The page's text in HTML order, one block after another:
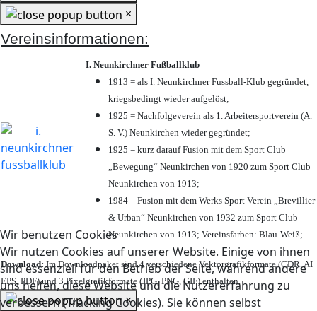
Wir benutzen Cookies
Wir nutzen Cookies auf unserer Website. Einige von ihnen
sind essenziell für den Betrieb der Seite, während andere
uns helfen, diese Website und die Nutzererfahrung zu
verbessern (Tracking Cookies). Sie können selbst
×
Vereinsinformationen:
I. Neunkirchner Fußballklub
1913 = als I. Neunkirchner Fussball-Klub gegründet,
kriegsbedingt wieder aufgelöst;
1925 = Nachfolgeverein als 1. Arbeitersportverein (A.
S. V.) Neunkirchen wieder gegründet;
1925 = kurz darauf Fusion mit dem Sport Club
„Bewegung“ Neunkirchen von 1920 zum Sport Club
Neunkirchen von 1913;
1984 = Fusion mit dem Werks Sport Verein „Brevillier
& Urban“ Neunkirchen von 1932 zum Sport Club
Neunkirchen von 1913; Vereinsfarben: Blau-Weiß;
Download: Im Downloadpaket sind 4 verschiedene Vektorgrafikformate (CDR, AI
EPS, PDF) und 3 Pixelgrafikformate (JPG, PNG, GIF) enthalten.
×